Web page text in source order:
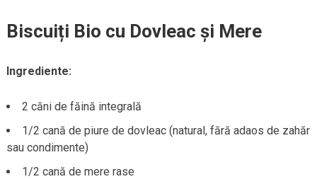
Biscuiți Bio cu Dovleac și Mere
Ingrediente:
2 căni de făină integrală
1/2 cană de piure de dovleac (natural, fără adaos de zahăr
sau condimente)
1/2 cană de mere rase